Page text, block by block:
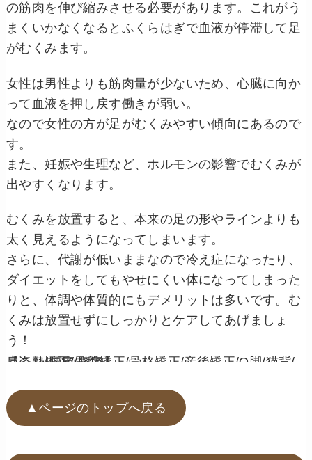
の筋肉を伸び縮みさせる必要があります。これがう
まくいかなくなるとふくらはぎで血液が停滞して足
がむくみます。
女性は男性よりも筋肉量が少ないため、心臓に向か
って血液を押し戻す働きが弱い。
なので女性の方が足がむくみやすい傾向にあるので
す。
また、妊娠や生理など、ホルモンの影響でむくみが
出やすくなります。
むくみを放置すると、本来の足の形やラインよりも
太く見えるようになってしまいます。
さらに、代謝が低いままなので冷え症になったり、
ダイエットをしてもやせにくい体になってしまった
りと、体調や体質的にもデメリットは多いです。む
くみは放置せずにしっかりとケアしてあげましょ
う！
【姿勢矯正/骨盤矯正/骨格矯正/産後矯正/O脚/猫背/肩こり/腰痛/膝痛】
▲ページのトップへ戻る